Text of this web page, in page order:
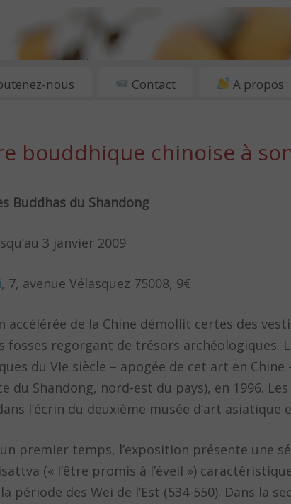
ET CULTURE À PARIS
nous Contact A propos
bouddhique chinoise à
Buddhas du Shandong
3 janvier 2009
, 7, avenue Vélasquez 75008, 9€
accélérée de la Chine démollit certes des
fosses regorgant de trésors archéologiques.
du VIe siècle – apogée de cet art en
du Shandong, nord-est du pays), en 1996.
l’écrin du deuxième musée d’art asiatique
premier temps, l’exposition présente une
(« l’être promis à l’éveil »)
période des Wei de l’Est (534-550). Dans la